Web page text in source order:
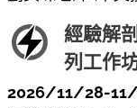
經驗解
列工作
2026/11/28-